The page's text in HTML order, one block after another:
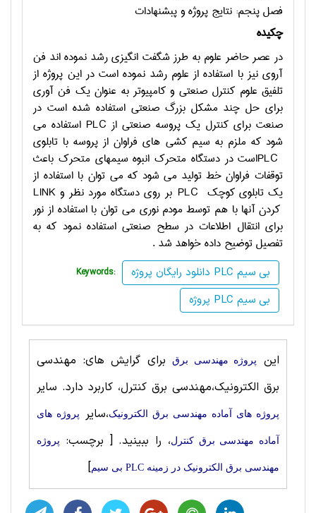
فصل پنجم: نتايج پروژه و پبشنهادات
چکیده
در عصر حاضر علوم به طرز شگفت انگيزي رشد نموده اند فن
آروي نيز با استفاده از علوم رشد نموده است در اين پروژه از
تلفيق علوم كنترل صنعتي و كامپيوتر به عنوان يك فن آوري
براي حل چند مشكل بزرگ صنعتي استفاده شده است در
صنعت براي كنترل يك پروسه صنعتي از PLC استفاده مي
شود كه ملزم به سيم كشي هاي فراوان از پروسه با تابلوي
PLCاست در دستگاه متحرك انبوه سيمهاي متحرك باعث
توقفات فراوان خط توليد مي شود كه مي توان با استفاده از
يك تابلوي كوچك PLC بر روي دستگاه مورد نظر و LINK
كردن آنها با هم توسط مودم نوري مي توان با استفاده از نور
براي انتقال اطلاعات در سطح صنعتي استفاده نمود كه به
تفصيل توضيح داده خواهد شد .
Keywords:
دانلود رایگان پروژه PLC بی سیم
پروژه PLC بی سیم
این پروژه مهندسی برقبرای گرایش های: مهندسی
برق الکترونیک،مهندسی برق کنترل، کاربرد دارد. سایر
پروژه های آماده مهندسی برق الکترونیک،سایر پروژه های
آماده مهندسی برق کنترل، را ببینید.[ برچسب: پروژه
مهندسی برق الکترونیک در زمینه PLC بی سیم ]